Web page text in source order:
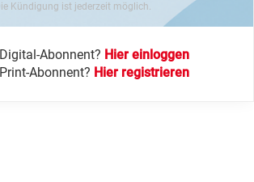
Kündigung ist jederzeit möglich.
Abonnent? Hier einloggen
Abonnent? Hier registrieren